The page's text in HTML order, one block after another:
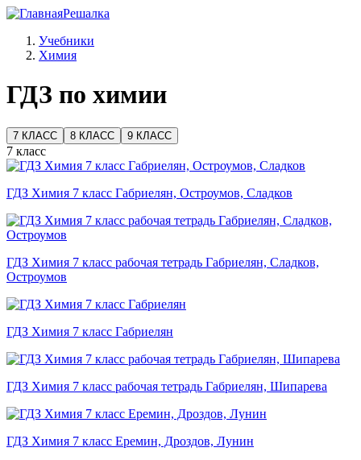
Решалка
Учебники
Химия
ГДЗ по химии
7 КЛАСС 8 КЛАСС 9 КЛАСС
7 класс
ГДЗ Химия 7 класс Габриелян, Остроумов, Сладков
ГДЗ Химия 7 класс рабочая тетрадь Габриелян, Сладков,
Остроумов
ГДЗ Химия 7 класс Габриелян
ГДЗ Химия 7 класс рабочая тетрадь Габриелян, Шипарева
ГДЗ Химия 7 класс Еремин, Дроздов, Лунин